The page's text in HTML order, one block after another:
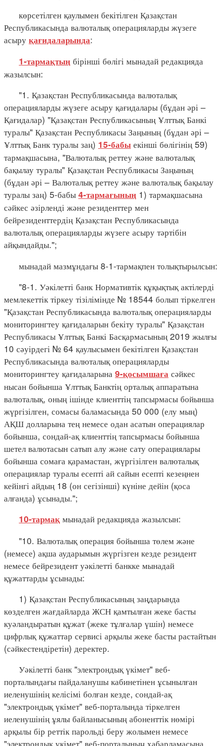
көрсетілген қаулымен бекітілген Қазақстан
Республикасында валюталық операцияларды жүзеге
асыру қағидаларында:
1-тармақтың бірінші бөлігі мынадай редакцияда
жазылсын:
"1. Қазақстан Республикасында валюталық
операцияларды жүзеге асыру қағидалары (бұдан әрі –
Қағидалар) "Қазақстан Республикасының Ұлттық Банкі
туралы" Қазақстан Республикасы Заңының (бұдан әрі –
Ұлттық Банк туралы заң) 15-бабы екінші бөлігінің 59)
тармақшасына, "Валюталық реттеу және валюталық
бақылау туралы" Қазақстан Республикасы Заңының
(бұдан әрі – Валюталық реттеу және валюталық бақылау
туралы заң) 5-бабы 4-тармағының 1) тармақшасына
сәйкес әзірленді және резиденттер мен
бейрезиденттердің Қазақстан Республикасында
валюталық операцияларды жүзеге асыру тәртібін
айқындайды.";
мынадай мазмұндағы 8-1-тармақпен толықтырылсын:
"8-1. Уәкілетті банк Нормативтік құқықтық актілерді
мемлекеттік тіркеу тізілімінде № 18544 болып тіркелген
"Қазақстан Республикасында валюталық операцияларды
мониторингтеу қағидаларын бекіту туралы" Қазақстан
Республикасы Ұлттық Банкі Басқармасының 2019 жылғы
10 сәуірдегі № 64 қаулысымен бекітілген Қазақстан
Республикасында валюталық операцияларды
мониторингтеу қағидаларына 9-қосымшаға сәйкес
нысан бойынша Ұлттық Банктің орталық аппаратына
валюталық, оның ішінде клиенттің тапсырмасы бойынша
жүргізілген, сомасы баламасында 50 000 (елу мың)
АҚШ долларына тең немесе одан асатын операциялар
бойынша, сондай-ақ клиенттің тапсырмасы бойынша
шетел валютасын сатып алу және сату операциялары
бойынша сомаға қарамастан, жүргізілген валюталық
операциялар туралы есепті ай сайын есепті кезеңнен
кейінгі айдың 18 (он сегізінші) күніне дейін (қоса
алғанда) ұсынады.";
10-тармақ мынадай редакцияда жазылсын:
"10. Валюталық операция бойынша төлем және
(немесе) ақша аударымын жүргізген кезде резидент
немесе бейрезидент уәкілетті банкке мынадай
құжаттарды ұсынады:
1) Қазақстан Республикасының заңдарында
көзделген жағдайларда ЖСН қамтылған жеке басты
куәландыратын құжат (жеке тұлғалар үшін) немесе
цифрлық құжаттар сервисі арқылы жеке басты растайтын
(сәйкестендіретін) деректер.
Уәкілетті банк "электрондық үкімет" веб-
порталындағы пайдаланушы кабинетінен ұсынылған
иеленушінің келісімі болған кезде, сондай-ақ
"электрондық үкімет" веб-порталында тіркелген
иеленушінің ұялы байланысының абоненттік нөмірі
арқылы бір реттік парольді беру жолымен немесе
"электрондық үкімет" веб-порталының хабарламасына